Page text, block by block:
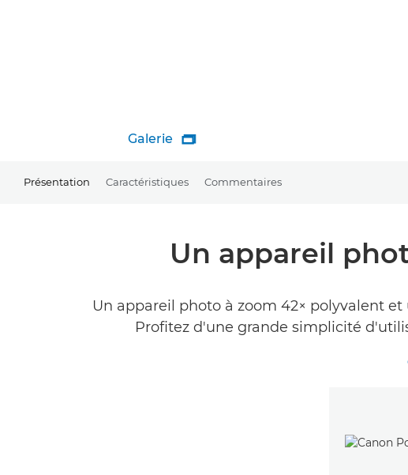
Galerie 
Présentation Caractéristiques Commentaires
Un appareil
Un appareil photo à zoom 42× polyvalent
Profitez d'une grande simplicité